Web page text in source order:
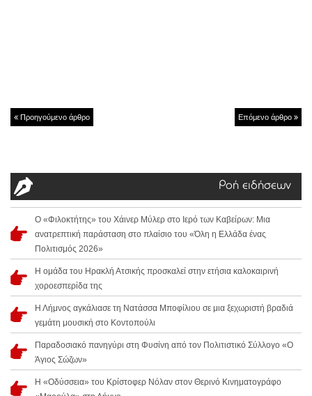
Προηγούμενο άρθρο Επόμενο άρθρο
Ροή ειδήσεων
Ο «Φιλοκτήτης» του Χάινερ Μύλερ στο Ιερό των Καβείρων: Μια
ανατρεπτική παράσταση στο πλαίσιο του «Όλη η Ελλάδα ένας
Πολιτισμός 2026»
Η ομάδα του Ηρακλή Ατσικής προσκαλεί στην ετήσια καλοκαιρινή
χοροεσπερίδα της
Η Λήμνος αγκάλιασε τη Νατάσσα Μποφίλιου σε μια ξεχωριστή βραδιά
γεμάτη μουσική στο Κοντοπούλι
Παραδοσιακό πανηγύρι στη Φυσίνη από τον Πολιτιστικό Σύλλογο «Ο
Άγιος Σώζων»
Η «Οδύσσεια» του Κρίστοφερ Νόλαν στον Θερινό Κινηματογράφο